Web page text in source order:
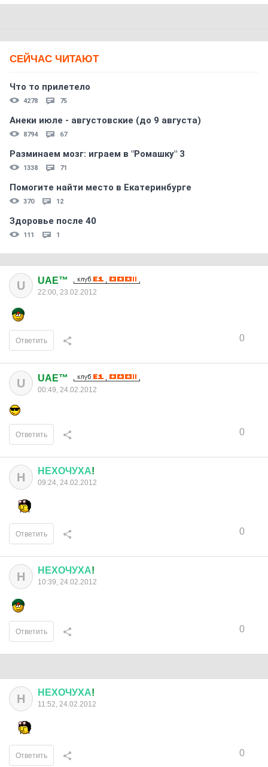
СЕЙЧАС ЧИТАЮТ
Что то прилетело
4278 75
Анеки июле - августовские (до 9 августа)
8794 67
Разминаем мозг: играем в "Ромашку" 3
1338 71
Помогите найти место в Екатеринбурге
370 12
Здоровье после 40
111 1
U UAE™
22:00, 23.02.2012
0
Ответить
U UAE™
00:49, 24.02.2012
0
Ответить
Н НЕХОЧУХА!
09:24, 24.02.2012
0
Ответить
Н НЕХОЧУХА!
10:39, 24.02.2012
0
Ответить
Н НЕХОЧУХА!
11:52, 24.02.2012
0
Ответить